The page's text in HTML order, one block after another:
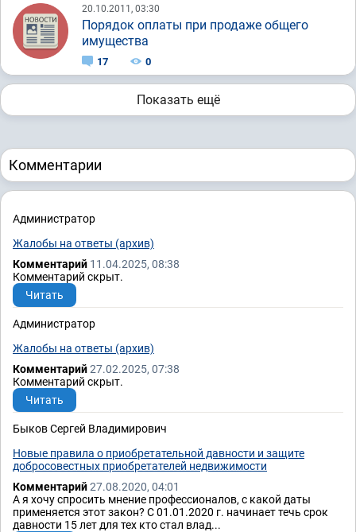
20.10.2011, 03:30
Порядок оплаты при продаже общего
имущества
17 0
Показать ещё
Комментарии
Администратор
Жалобы на ответы (архив)
Комментарий 11.04.2025, 08:38
Комментарий скрыт.
Читать
Администратор
Жалобы на ответы (архив)
Комментарий27.02.2025, 07:38
Комментарий скрыт.
Читать
Быков Сергей Владимирович
Новые правила о приобретательной давности и защите
добросовестных приобретателей недвижимости
Комментарий27.08.2020, 04:01
А я хочу спросить мнение профессионалов, с какой даты
применяется этот закон? С 01.01.2020 г. начинает течь срок
давности 15 лет для тех кто стал влад...